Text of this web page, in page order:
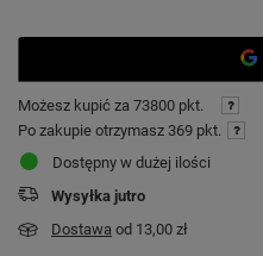
Możesz kupić za 73800 pkt.
Po zakupie otrzymasz 369 pkt.
Dostępny w dużej ilości
Wysyłka jutro
Dostawa od 13,00 zł